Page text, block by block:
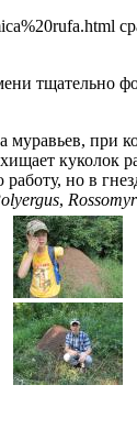
тщательно
при
но в
,